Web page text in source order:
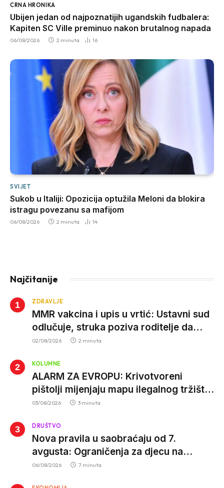
CRNA HRONIKA
Ubijen jedan od najpoznatijih ugandskih fudbalera:
Kapiten SC Ville preminuo nakon brutalnog napada
06/08/2026 2 minuta 16
SVIJET
Sukob u Italiji: Opozicija optužila Meloni da blokira
istragu povezanu sa mafijom
06/08/2026 2 minuta 14
Najčitanije
ZDRAVLJE
MMR vakcina i upis u vrtić: Ustavni sud
odlučuje, struka poziva roditelje da
vjeruju nauci
02/08/2026 2 minuta
KOLUMNE
ALARM ZA EVROPU: Krivotvoreni
pištolji mijenjaju mapu ilegalnog tržišta,
istrage ukazuju na proizvodnju van EU
03/08/2026 3 minuta
DRUŠTVO
Nova pravila u saobraćaju od 7.
avgusta: Ograničenja za djecu na
trotinetima i mlade vozače, veće kazne
06/08/2026 7 minuta